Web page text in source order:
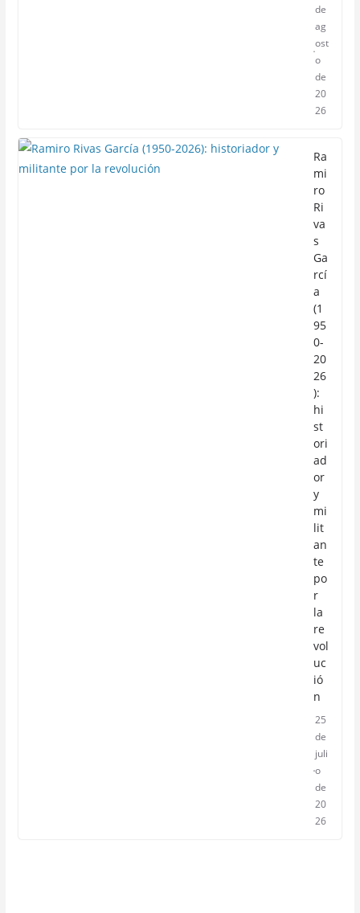
de
ag
ost
o
de
20
26
Ra
mi
ro
Ri
va
s
Ga
rcí
a
(1
95
0-
20
26
):
hi
st
ori
ad
or
y
mi
lit
an
te
po
r
la
re
vol
uc
ió
n
25
de
juli
o
de
20
26